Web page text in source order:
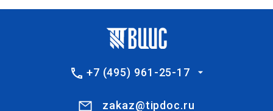
+7 (495) 961-25-17
zakaz@tipdoc.ru